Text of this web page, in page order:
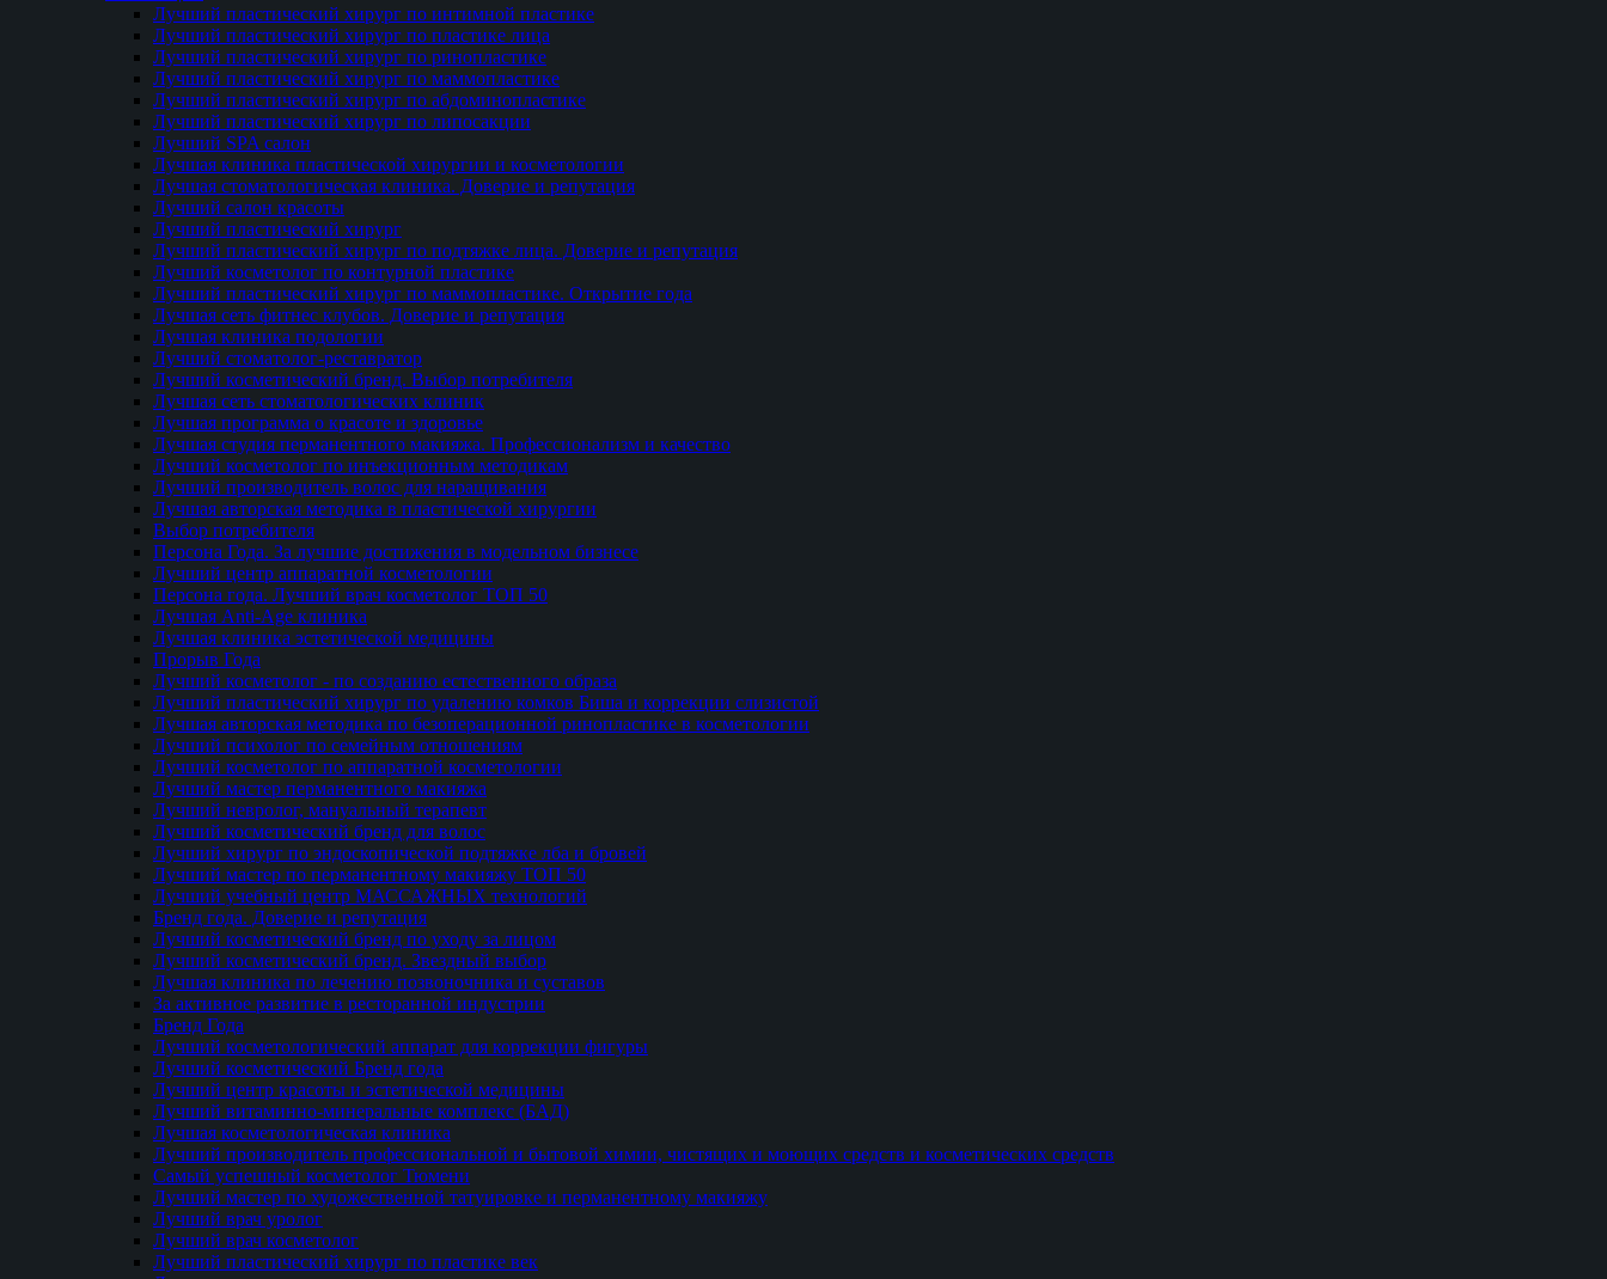
Лучший пластический хирург по интимной пластике
Лучший пластический хирург по пластике лица
Лучший пластический хирург по ринопластике
Лучший пластический хирург по маммопластике
Лучший пластический хирург по абдоминопластике
Лучший пластический хирург по липосакции
Лучший SPA салон
Лучшая клиника пластической хирургии и косметологии
Лучшая стоматологическая клиника. Доверие и репутация
Лучший салон красоты
Лучший пластический хирург
Лучший пластический хирург по подтяжке лица. Доверие и репутация
Лучший косметолог по контурной пластике
Лучший пластический хирург по маммопластике. Открытие года
Лучшая сеть фитнес клубов. Доверие и репутация
Лучшая клиника подологии
Лучший стоматолог-реставратор
Лучший косметический бренд. Выбор потребителя
Лучшая сеть стоматологических клиник
Лучшая программа о красоте и здоровье
Лучшая студия перманентного макияжа. Профессионализм и качество
Лучший косметолог по инъекционным методикам
Лучший производитель волос для наращивания
Лучшая авторская методика в пластической хирургии
Выбор потребителя
Персона Года. За лучшие достижения в модельном бизнесе
Лучший центр аппаратной косметологии
Персона года. Лучший врач косметолог ТОП 50
Лучшая Anti-Age клиника
Лучшая клиника эстетической медицины
Прорыв Года
Лучший косметолог - по созданию естественного образа
Лучший пластический хирург по удалению комков Биша и коррекции слизистой
Лучшая авторская методика по безоперационной ринопластике в косметологии
Лучший психолог по семейным отношениям
Лучший косметолог по аппаратной косметологии
Лучший мастер перманентного макияжа
Лучший невролог, мануальный терапевт
Лучший косметический бренд для волос
Лучший хирург по эндоскопической подтяжке лба и бровей
Лучший мастер по перманентному макияжу ТОП 50
Лучший учебный центр МАССАЖНЫХ технологий
Бренд года. Доверие и репутация
Лучший косметический бренд по уходу за лицом
Лучший косметический бренд. Звездный выбор
Лучшая клиника по лечению позвоночника и суставов
За активное развитие в ресторанной индустрии
Бренд Года
Лучший косметологический аппарат для коррекции фигуры
Лучший косметический Бренд года
Лучший центр красоты и эстетической медицины
Лучший витаминно-минеральные комплекс (БАД)
Лучшая косметологическая клиника
Лучший производитель профессиональной и бытовой химии, чистящих и моющих средств и косметических средств
Самый успешный косметолог Тюмени
Лучший мастер по художественной татуировке и перманентному макияжу
Лучший врач уролог
Лучший врач косметолог
Лучший пластический хирург по пластике век